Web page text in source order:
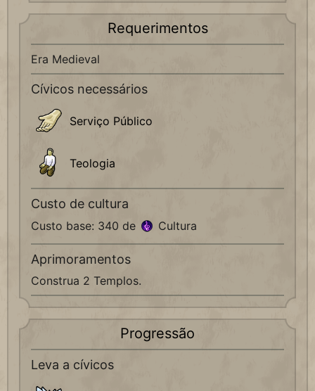
Requerimentos
Era Medieval
Cívicos necessários
Serviço Público
Teologia
Custo de cultura
Custo base: 340 de Cultura
Aprimoramentos
Construa 2 Templos.
Progressão
Leva a cívicos